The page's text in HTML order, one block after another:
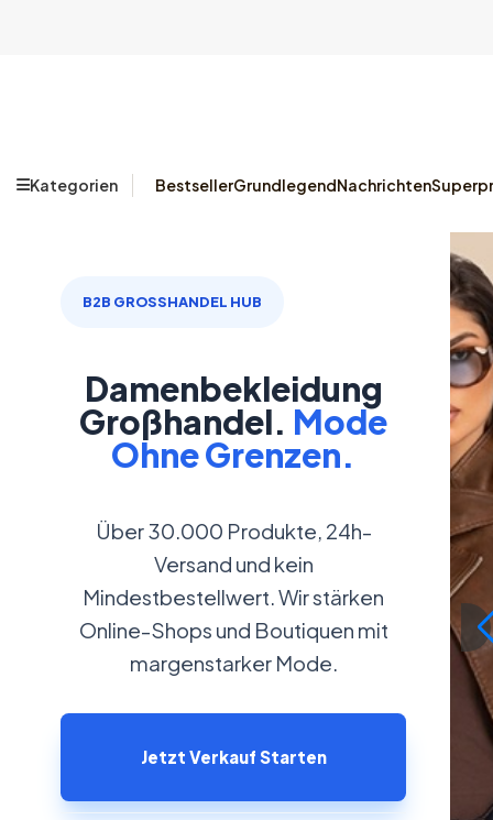
Kategorien BestsellerGrundlegendNachrichten
B2B GROSSHANDEL HUB
Damenbekleidung
Großhandel. Mode
Ohne Grenzen.
Über 30.000 Produkte, 24h-
Versand und kein
Mindestbestellwert. Wir stärken
Online-Shops und Boutiquen mit
margenstarker Mode.
Jetzt Verkauf Starten